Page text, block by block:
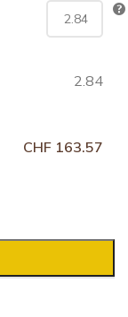
2.84
CHF 163.57